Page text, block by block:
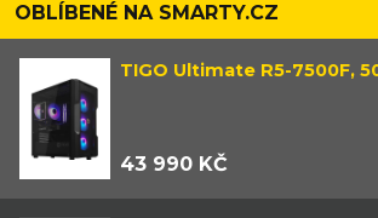
OBLÍBENÉ NA SMARTY.CZ
TIGO Ultimate R5-7500F,
43 990 KČ